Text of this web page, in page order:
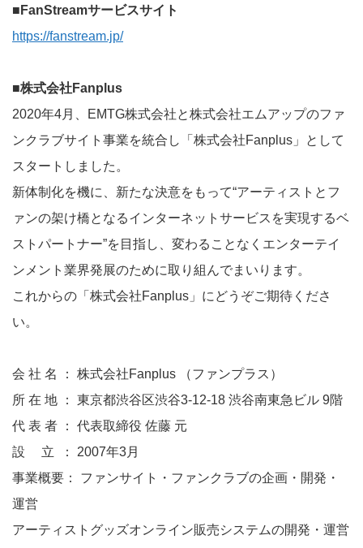
■FanStreamサービスサイト
https://fanstream.jp/
■株式会社Fanplus
2020年4月、EMTG株式会社と株式会社エムアップのファ
ンクラブサイト事業を統合し「株式会社Fanplus」として
スタートしました。
新体制化を機に、新たな決意をもって“アーティストとフ
ァンの架け橋となるインターネットサービスを実現するベ
ストパートナー”を目指し、変わることなくエンターテイ
ンメント業界発展のために取り組んでまいります。
これからの「株式会社Fanplus」にどうぞご期待くださ
い。
会 社 名 ： 株式会社Fanplus （ファンプラス）
所 在 地 ： 東京都渋谷区渋谷3-12-18 渋谷南東急ビル 9階
代 表 者 ： 代表取締役 佐藤 元
設 立 ： 2007年3月
事業概要： ファンサイト・ファンクラブの企画・開発・
運営
アーティストグッズオンライン販売システムの開発・運営